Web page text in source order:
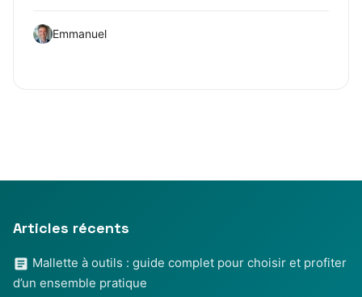
Emmanuel
Articles récents
Mallette à outils : guide complet pour choisir et profiter
d’un ensemble pratique